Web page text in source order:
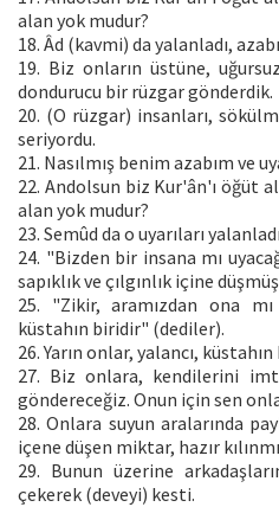
alan yok mudur?
18. Âd (kavmi) da yalanladı,
19. Biz onların üstüne,
dondurucu bir rüzgar gönderdik.
20. (O rüzgar) insanları,
seriyordu.
21. Nasılmış benim azabım ve
22. Andolsun biz Kur'ân'ı öğüt
alan yok mudur?
23. Semûd da o uyarıları
24. "Bizden bir insana mı
sapıklık ve çılgınlık içine
25. "Zikir, aramızdan ona mı
küstahın biridir" (dediler).
26. Yarın onlar, yalancı,
27. Biz onlara, kendilerini
göndereceğiz. Onun için sen
28. Onlara suyun aralarında
içene düşen miktar, hazır
29. Bunun üzerine
çekerek (deveyi) kesti.